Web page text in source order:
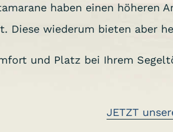
haben einen
Diese wiederum bieten aber
und Platz bei Ihrem
JETZT